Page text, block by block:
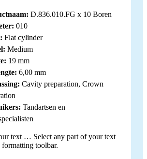
D.836.010.FG x 10 Boren
010
Flat cylinder
Medium
19 mm
6,00 mm
Cavity preparation, Crown
Tandartsen en
text … Select any part of your text
formatting toolbar.